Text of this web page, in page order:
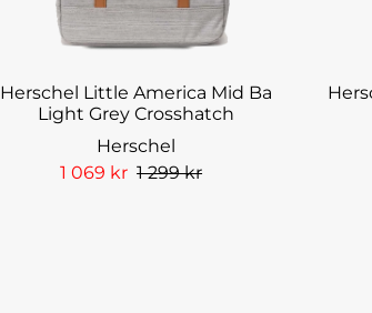
Herschel Little America Mid Ba
Light Grey Crosshatch
Herschel
1 069 kr 1 299 kr